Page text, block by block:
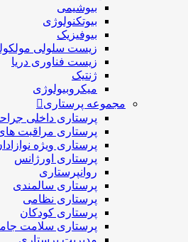
بیوشیمی
بیوتکنولوژی
بیوفیزیک
زیست سلولی
زیست فناوری دریا
ژنتیک
میکروبیولوژی
مجموعه پرستاری
پرستاری داخلی
پرستاری مراقبت های
پرستاری ويژه نوازادان
پرستاری اورژانس
روانپرستاری
پرستاری سالمندی
پرستاری نظامی
پرستاری کودکان
پرستاری سلامت
مدیریت پرستاری